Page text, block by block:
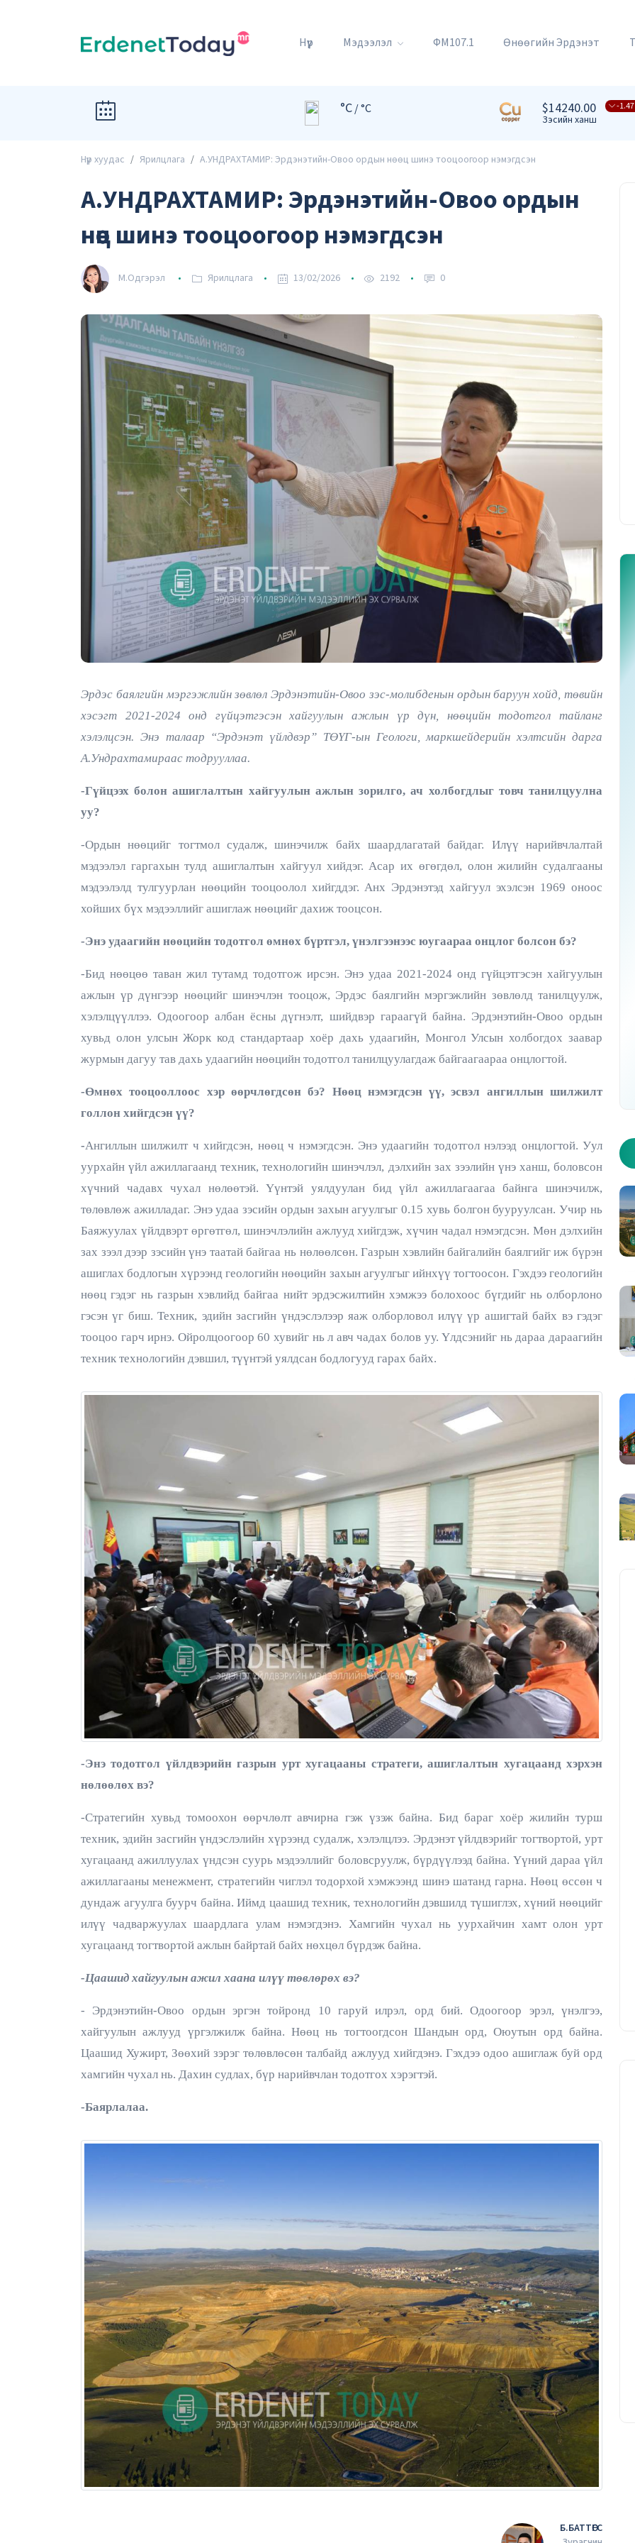
Нүүр Мэдээлэл ФМ107.1 Өнөөгийн Эрдэнэт
°C/ °C $14240.00 -
Зэсийн ханш
Нүүр хуудас Ярилцлага А.УНДРАХТАМИР: Эрдэнэтийн-Овоо ордын нөөц шинэ тооцоогоор нэмэгдсэн
А.УНДРАХТАМИР: Эрдэнэтийн-Овоо ордын
нөөц шинэ тооцоогоор нэмэгдсэн
М.Одгэрэл Ярилцлага 13/02/2026 2192 0
Эрдэс баялгийн мэргэжлийн зөвлөл Эрдэнэтийн-Овоо зэс-молибденын ордын баруун хойд, төвийн
хэсэгт 2021-2024 онд гүйцэтгэсэн хайгуулын ажлын үр дүн, нөөцийн тодотгол тайланг
хэлэлцсэн. Энэ талаар “Эрдэнэт үйлдвэр” ТӨҮГ-ын Геологи, маркшейдерийн хэлтсийн дарга
А.Ундрахтамираас тодрууллаа.
-Гүйцээх болон ашиглалтын хайгуулын ажлын зорилго, ач холбогдлыг товч танилцуулна
уу?
-Ордын нөөцийг тогтмол судалж, шинэчилж байх шаардлагатай байдаг. Илүү нарийвчлалтай
мэдээлэл гаргахын тулд ашиглалтын хайгуул хийдэг. Асар их өгөгдөл, олон жилийн судалгааны
мэдээлэлд тулгуурлан нөөцийн тооцоолол хийгддэг. Анх Эрдэнэтэд хайгуул эхэлсэн 1969 оноос
хойших бүх мэдээллийг ашиглаж нөөцийг дахиж тооцсон.
-Энэ удаагийн нөөцийн тодотгол өмнөх бүртгэл, үнэлгээнээс юугаараа онцлог болсон бэ?
-Бид нөөцөө таван жил тутамд тодотгож ирсэн. Энэ удаа 2021-2024 онд гүйцэтгэсэн хайгуулын
ажлын үр дүнгээр нөөцийг шинэчлэн тооцож, Эрдэс баялгийн мэргэжлийн зөвлөлд танилцуулж,
хэлэлцүүллээ. Одоогоор албан ёсны дүгнэлт, шийдвэр гараагүй байна. Эрдэнэтийн-Овоо ордын
хувьд олон улсын Жорк код стандартаар хоёр дахь удаагийн, Монгол Улсын холбогдох заавар
журмын дагуу тав дахь удаагийн нөөцийн тодотгол танилцуулагдаж байгаагаараа онцлогтой.
-Өмнөх тооцооллоос хэр өөрчлөгдсөн бэ? Нөөц нэмэгдсэн үү, эсвэл ангиллын шилжилт
голлон хийгдсэн үү?
-Ангиллын шилжилт ч хийгдсэн, нөөц ч нэмэгдсэн. Энэ удаагийн тодотгол нэлээд онцлогтой. Уул
уурхайн үйл ажиллагаанд техник, технологийн шинэчлэл, дэлхийн зах зээлийн үнэ ханш, боловсон
хүчний чадавх чухал нөлөөтэй. Үүнтэй уялдуулан бид үйл ажиллагаагаа байнга шинэчилж,
төлөвлөж ажилладаг. Энэ удаа зэсийн ордын захын агуулгыг 0.15 хувь болгон бууруулсан. Учир нь
Баяжуулах үйлдвэрт өргөтгөл, шинэчлэлийн ажлууд хийгдэж, хүчин чадал нэмэгдсэн. Мөн дэлхийн
зах зээл дээр зэсийн үнэ таатай байгаа нь нөлөөлсөн. Газрын хэвлийн байгалийн баялгийг иж бүрэн
ашиглах бодлогын хүрээнд геологийн нөөцийн захын агуулгыг ийнхүү тогтоосон. Гэхдээ геологийн
нөөц гэдэг нь газрын хэвлийд байгаа нийт эрдэсжилтийн хэмжээ болохоос бүгдийг нь олборлоно
гэсэн үг биш. Техник, эдийн засгийн үндэслэлээр яаж олборловол илүү үр ашигтай байх вэ гэдэг
тооцоо гарч ирнэ. Ойролцоогоор 60 хувийг нь л авч чадах болов уу. Үлдсэнийг нь дараа дараагийн
техник технологийн дэвшил, түүнтэй уялдсан бодлогууд гарах байх.
-Энэ тодотгол үйлдвэрийн газрын урт хугацааны стратеги, ашиглалтын хугацаанд хэрхэн
нөлөөлөх вэ?
-Стратегийн хувьд томоохон өөрчлөлт авчирна гэж үзэж байна. Бид бараг хоёр жилийн турш
техник, эдийн засгийн үндэслэлийн хүрээнд судалж, хэлэлцлээ. Эрдэнэт үйлдвэрийг тогтвортой, урт
хугацаанд ажиллуулах үндсэн суурь мэдээллийг боловсруулж, бүрдүүлээд байна. Үүний дараа үйл
ажиллагааны менежмент, стратегийн чиглэл тодорхой хэмжээнд шинэ шатанд гарна. Нөөц өссөн ч
дундаж агуулга буурч байна. Иймд цаашид техник, технологийн дэвшилд түшиглэх, хүний нөөцийг
илүү чадваржуулах шаардлага улам нэмэгдэнэ. Хамгийн чухал нь уурхайчин хамт олон урт
хугацаанд тогтвортой ажлын байртай байх нөхцөл бүрдэж байна.
-Цаашид хайгуулын ажил хаана илүү төвлөрөх вэ?
- Эрдэнэтийн-Овоо ордын эргэн тойронд 10 гаруй илрэл, орд бий. Одоогоор эрэл, үнэлгээ,
хайгуулын ажлууд үргэлжилж байна. Нөөц нь тогтоогдсон Шандын орд, Оюутын орд байна.
Цаашид Хужирт, Зөөхий зэрэг төлөвлөсөн талбайд ажлууд хийгдэнэ. Гэхдээ одоо ашиглаж буй орд
хамгийн чухал нь. Дахин судлах, бүр нарийвчлан тодотгох хэрэгтэй.
-Баярлалаа.
Б.БАТТӨГС
2026 оны 10 дугаар дугаар - Хуудас 1
Д.ӨНӨБАТ: Ажилтнуудад
эмчилгээ, сувилгаанд зориулж
жилд 1.5 сая төгрөг хүртэлх
дэмжлэг олгож байгаа
М.Одгэрэл 29/05/2026
Уурхайн ирээдүйг тооцоологч
инженер
Т.Батчулуун 20/03/2026